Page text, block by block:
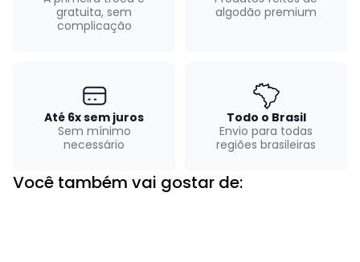
gratuita, sem
complicação
algodão premium
Até 6x sem juros
Sem mínimo
necessário
Todo o Brasil
Envio para todas
regiões brasileiras
Você também vai gostar de: